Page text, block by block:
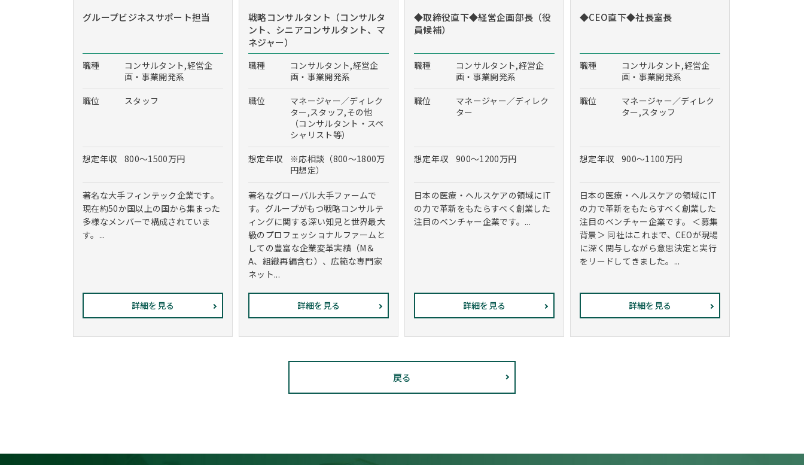
グループビジネスサポート担当
職種
コンサルタント,経営企
画・事業開発系
職位
スタッフ
想定年収 800～1500万円
著名な大手フィンテック企業です。
現在約50か国以上の国から集まった
多様なメンバーで構成されていま
す。...
詳細を見る
戦略コンサルタント（コンサルタ
ント、シニアコンサルタント、マ
ネジャー）
職種
コンサルタント,経営企
画・事業開発系
職位
マネージャー／ディレク
ター,スタッフ,その他
（コンサルタント・スペ
シャリスト等）
想定年収
※応相談（800～1800万
円想定）
著名なグローバル大手ファームで
す。グループがもつ戦略コンサルテ
ィングに関する深い知見と世界最大
級のプロフェッショナルファームと
しての豊富な企業変革実績（M＆
A、組織再編含む）、広範な専門家
ネット...
詳細を見る
◆取締役直下◆経営企画部長（役
員候補）
職種
コンサルタント,経営企
画・事業開発系
職位
マネージャー／ディレク
ター
想定年収 900～1200万円
日本の医療・ヘルスケアの領域にIT
の力で革新をもたらすべく創業した
注目のベンチャー企業です。...
詳細を見る
◆CEO直下◆社長室長
職種
コンサルタント,経営企
画・事業開発系
職位
マネージャー／ディレク
ター,スタッフ
想定年収 900～1100万円
日本の医療・ヘルスケアの領域にIT
の力で革新をもたらすべく創業した
注目のベンチャー企業です。 ＜募集
背景＞ 同社はこれまで、CEOが現場
に深く関与しながら意思決定と実行
をリードしてきました。...
詳細を見る
戻る